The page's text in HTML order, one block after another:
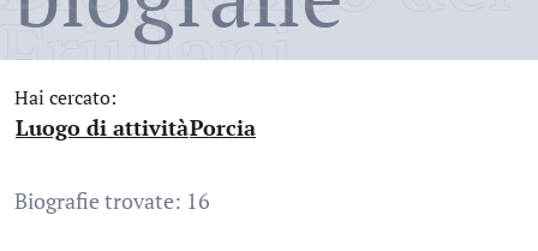
Friulani
Hai cercato:
Luogo di attività
:Porcia
Biografie trovate: 16